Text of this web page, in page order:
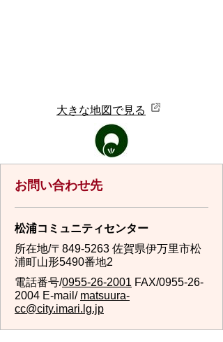
大きな地図で見る
お問い合わせ先
松浦コミュニティセンター
所在地/〒849-5263 佐賀県伊万里市松
浦町山形5490番地2
電話番号/0955-26-2001 FAX/0955-26-
2004 E-mail/ matsuura-
cc@city.imari.lg.jp